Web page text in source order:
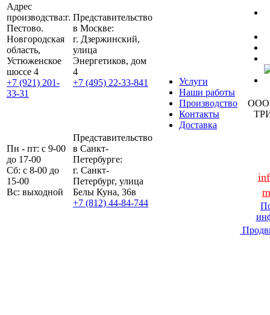
Адрес
производства:г.
Пестово.
Новгородская
область,
Устюженское
шоссе 4
+7 (921) 201-
33-31
Представительство
в Москве:
г. Дзержинский,
улица
Энергетиков, дом
4
+7 (495) 22-33-841
Услуги
Наши работы
Производство
Контакты
Доставка
ООО
Пн - пт: с 9-00
до 17-00
Сб: с 8-00 до
15-00
Вс: выходной
Представительство
в Санкт-
Петербурге:
г. Санкт-
Петербург, улица
Белы Куна, 36в
+7 (812) 44-84-744